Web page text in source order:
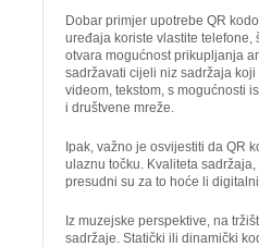
Dobar primjer upotrebe QR
uređaja koriste vlastite
otvara mogućnost prikupljanja
sadržavati cijeli niz sadržaja
videom, tekstom, s mogućnosti
i društvene mreže.
Ipak, važno je osvijestiti da QR
ulaznu točku. Kvaliteta
presudni su za to hoće li
Iz muzejske perspektive, na
sadržaje. Statički ili dinamički